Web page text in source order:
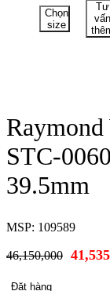
Chọn
size
Tư
vấn
STC-
39.5mm
MSP: 109589
46,150,000
Đặt hàng